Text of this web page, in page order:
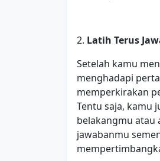
2. Latih Terus
Setelah kamu
menghadapi
memperkirakan
Tentu saja, kamu
belakangmu atau
jawabanmu